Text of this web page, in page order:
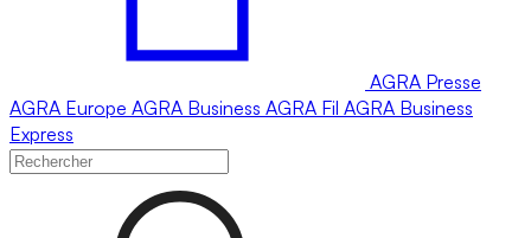
AGRA Presse
AGRA Europe AGRA Business AGRA Fil AGRA Business
Express